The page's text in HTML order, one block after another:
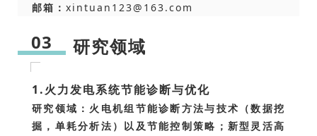
邮箱： xintuan123@163.com
03 研究领域
1.火力发电系统节能诊断与优化
研究领域：火电机组节能诊断方法与技术（数据挖
掘，单耗分析法）以及节能控制策略；新型灵活高